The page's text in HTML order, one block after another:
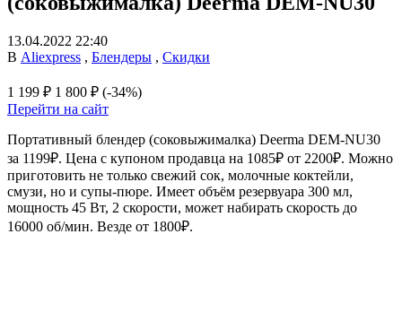
13.04.2022 22:40
В Aliexpress , Блендеры , Скидки
1 199 ₽ 1 800 ₽ (-34%)
Перейти на сайт
Портативный блендер (соковыжималка) Deerma DEM-NU30
за 1199₽. Цена с купоном продавца на 1085₽ от 2200₽. Можно
приготовить не только свежий сок, молочные коктейли,
смузи, но и супы-пюре. Имеет объём резервуара 300 мл,
мощность 45 Вт, 2 скорости, может набирать скорость до
16000 об/мин. Везде от 1800₽.